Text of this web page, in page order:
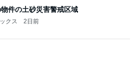
件の土砂災害警戒区域
クス 2日前